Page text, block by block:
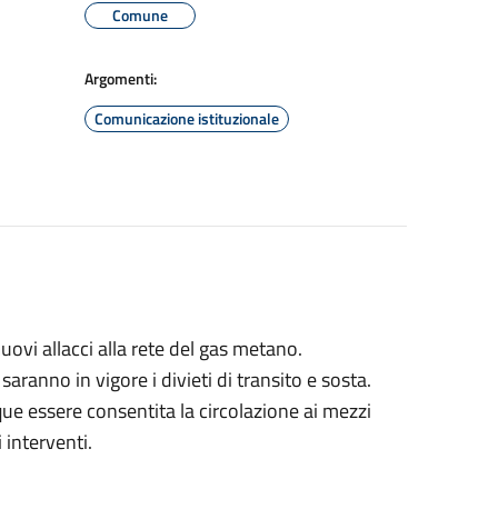
Comune
Argomenti:
Comunicazione istituzionale
allacci alla rete del gas metano.
in vigore i divieti di transito e sosta.
essere consentita la circolazione ai mezzi
interventi.